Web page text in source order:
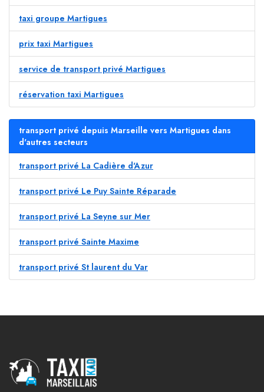
taxi groupe Martigues
prix taxi Martigues
service de transport privé Martigues
réservation taxi Martigues
transport privé depuis Marseille vers Martigues dans
d'autres secteurs
transport privé La Cadière d'Azur
transport privé Le Puy Sainte Réparade
transport privé La Seyne sur Mer
transport privé Sainte Maxime
transport privé St laurent du Var